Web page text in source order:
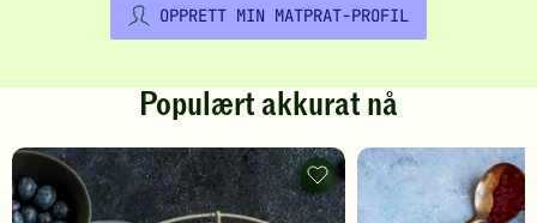
OPPRETT MIN MATPRAT-PROFIL
Populært akkurat nå
Pannekaker
-
legg